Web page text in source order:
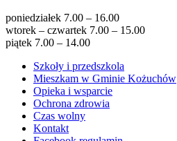
poniedziałek 7.00 – 16.00
wtorek – czwartek 7.00 – 15.00
piątek 7.00 – 14.00
Szkoły i przedszkola
Mieszkam w Gminie Kożuchów
Opieka i wsparcie
Ochrona zdrowia
Czas wolny
Kontakt